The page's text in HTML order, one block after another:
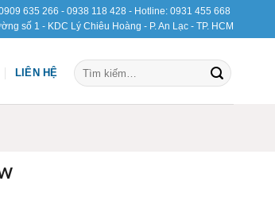
635 266 - 0938 118 428 - Hotline: 0931 455 668
số 1 - KDC Lý Chiêu Hoàng - P. An Lạc - TP. HCM
LIÊN HỆ
Tìm
kiếm: